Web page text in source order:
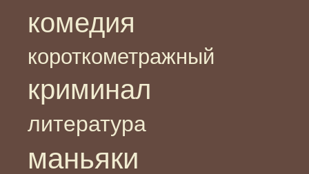
комедия
короткометражный
криминал
литература
маньяки